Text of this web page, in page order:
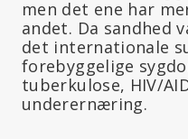
men det ene har
andet. Da sandhed
det internationale
forebyggelige
tuberkulose, HIV/
underernæring.